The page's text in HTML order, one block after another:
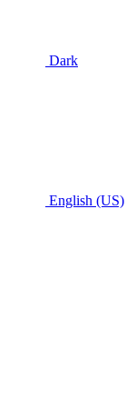
Dark
English (US)